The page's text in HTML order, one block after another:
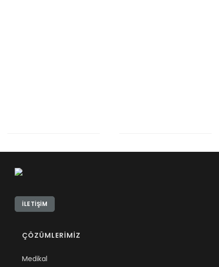
İLETIŞIM
ÇÖZÜMLERİMİZ
Medikal